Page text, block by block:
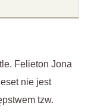
Felieton Jona
nie jest
tzw.